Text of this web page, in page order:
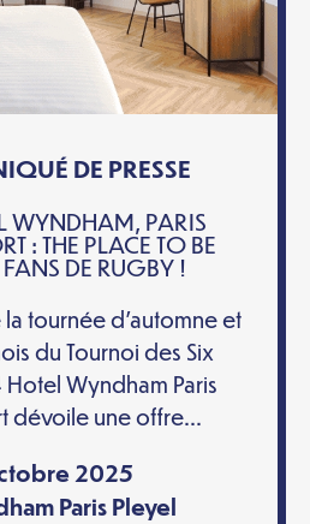
DE PRESSE
WYNDHAM, PARIS
: THE PLACE TO BE
DE RUGBY !
tournée d’automne et
du Tournoi des Six
Wyndham Paris
dévoile une offre...
2025
Paris Pleyel